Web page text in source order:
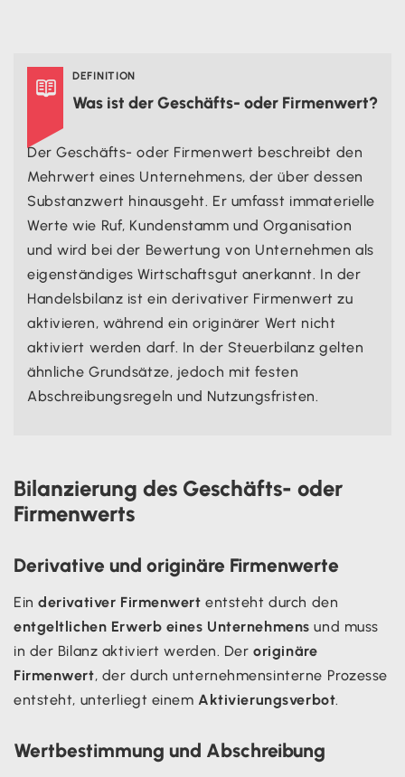
 DEFINITION
Was ist der Geschäfts- oder Firmenwert?
Der Geschäfts- oder Firmenwert beschreibt den
Mehrwert eines Unternehmens, der über dessen
Substanzwert hinausgeht. Er umfasst immaterielle
Werte wie Ruf, Kundenstamm und Organisation
und wird bei der Bewertung von Unternehmen als
eigenständiges Wirtschaftsgut anerkannt. In der
Handelsbilanz ist ein derivativer Firmenwert zu
aktivieren, während ein originärer Wert nicht
aktiviert werden darf. In der Steuerbilanz gelten
ähnliche Grundsätze, jedoch mit festen
Abschreibungsregeln und Nutzungsfristen.
Bilanzierung des Geschäfts- oder
Firmenwerts
Derivative und originäre Firmenwerte
Einderivativer Firmenwert entsteht durch den
entgeltlichen Erwerb eines Unternehmens und muss
in der Bilanz aktiviert werden. Deroriginäre
Firmenwert, der durch unternehmensinterne Prozesse
entsteht, unterliegt einemAktivierungsverbot.
Wertbestimmung und Abschreibung